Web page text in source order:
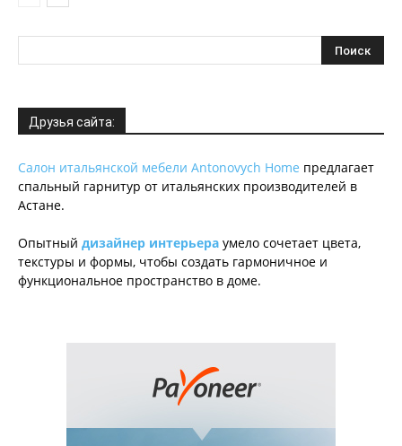
Друзья сайта:
Салон итальянской мебели Antonovych Home предлагает
спальный гарнитур от итальянских производителей в
Астане.
Опытный дизайнер интерьера умело сочетает цвета,
текстуры и формы, чтобы создать гармоничное и
функциональное пространство в доме.